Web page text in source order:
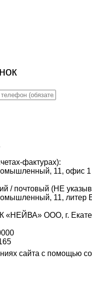
фактурах):
11, офис 1
/ почтовый (НЕ
11, литер
«НЕЙВА» ООО, г.
сайта с помощью